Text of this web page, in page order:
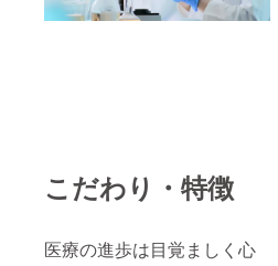
こだわり・特徴
医療の進歩は目覚ましく心